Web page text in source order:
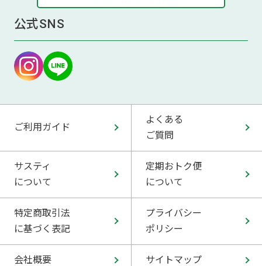
公式SNS
ご利用ガイド
よくある
ご質問
サスティ
について
定期おトク便
について
特定商取引法
に基づく表記
プライバシー
ポリシー
会社概要 サイトマップ